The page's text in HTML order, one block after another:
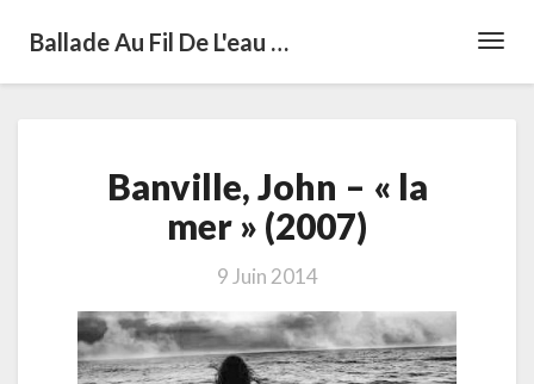
Ballade Au Fil De L'eau …
John
–
«
mer
»
(2007)
Banville, John – « la
mer » (2007)
9 Juin 2014